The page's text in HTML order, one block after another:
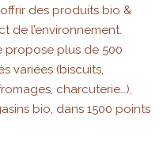
des produits bio &
de l’environnement.
propose plus de 500
variées (biscuits,
charcuterie…),
bio, dans 1500 points